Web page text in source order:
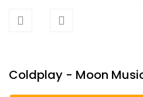
Coldplay - Moon